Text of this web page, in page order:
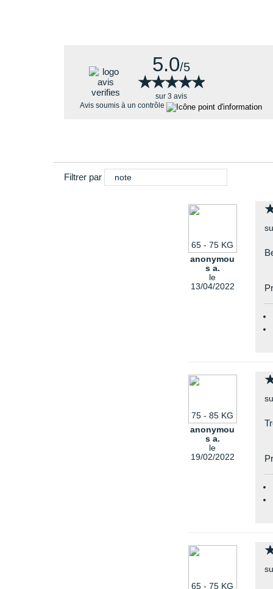
5.0/5
★★★★★
★★★★★
sur 3 avis
Avis soumis à un contrôle
Filtrer par note
65 - 75 KG
anonymou
s a.
le
13/04/2022
75 - 85 KG
anonymou
s a.
le
19/02/2022
65 - 75 KG